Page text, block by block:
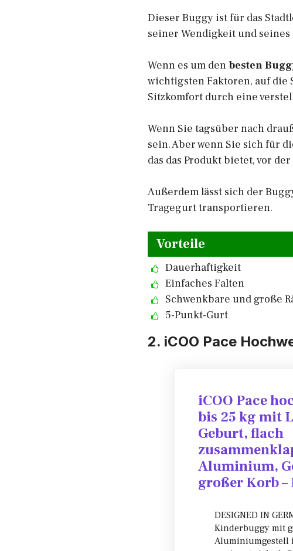
Dieser Buggy ist für das
seiner Wendigkeit und
Wenn es um den besten
wichtigsten Faktoren, auf die
Sitzkomfort durch eine
Wenn Sie tagsüber nach
sein. Aber wenn Sie sich für
das das Produkt bietet, vor
Außerdem lässt sich der
Tragegurt transportieren.
Vorteile
Dauerhaftigkeit
Einfaches Falten
Schwenkbare und große
5-Punkt-Gurt
2. iCOO Pace
iCOO Pace
bis 25 kg mit
Geburt, flach
Aluminium,
großer Korb –
DESIGNED IN
Kinderbuggy mit
Aluminiumgestell